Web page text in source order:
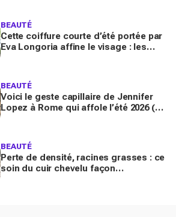
BEAUTÉ
Cette coiffure courte d’été portée par
Eva Longoria affine le visage : les
BEAUTÉ
Voici le geste capillaire de Jennifer
Lopez à Rome qui affole l’été 2026 (et
BEAUTÉ
Perte de densité, racines grasses : ce
soin du cuir chevelu façon